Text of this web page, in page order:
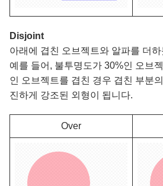
Disjoint
아래에 겹친 오브젝트와 알파를 더
예를 들어, 불투명도가 30%인 오브
인 오브젝트를 겹친 경우 겹친 부분
진하게 강조된 외형이 됩니다.
Over